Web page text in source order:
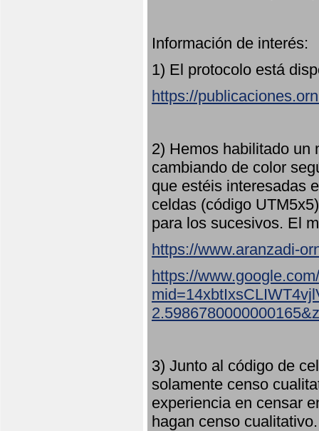
Información de interés:
1) El protocolo está
https://
2) Hemos habilitado un
cambiando de color
que estéis interesadas
celdas (código
para los sucesivos. El
https://www.aranzadi-
https://
3) Junto al código de
solamente censo
experiencia en censar
hagan censo